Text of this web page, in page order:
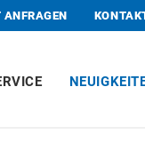
ANFRAGEN